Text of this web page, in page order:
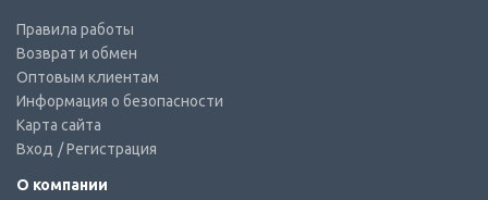
Правила работы
Возврат и обмен
Оптовым клиентам
Информация о безопасности
Карта сайта
Вход / Регистрация
О компании